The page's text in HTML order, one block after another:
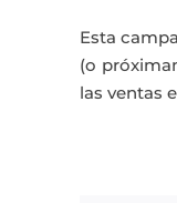
Esta
(o
las ventas